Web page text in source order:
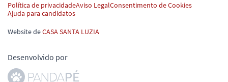
Política de privacidadeAviso LegalConsentimento de Cookies
Ajuda para candidatos
Website deCASA SANTA LUZIA
Desenvolvido por